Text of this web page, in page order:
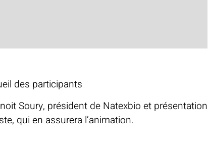
Soury, président de Natexbio et présentation
qui en assurera l’animation.